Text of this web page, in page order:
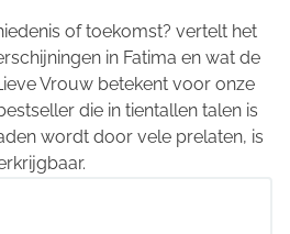
of toekomst? vertelt het
in Fatima en wat de
Vrouw betekent voor onze
die in tientallen talen is
wordt door vele prelaten, is